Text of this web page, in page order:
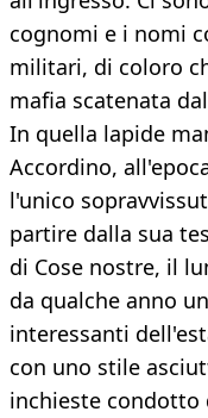
cognomi e i nomi
militari, di coloro
mafia scatenata
In quella lapide
Accordino,
l'unico
partire dalla sua
di Cose nostre, il
da qualche anno
interessanti
con uno stile
inchieste condotto